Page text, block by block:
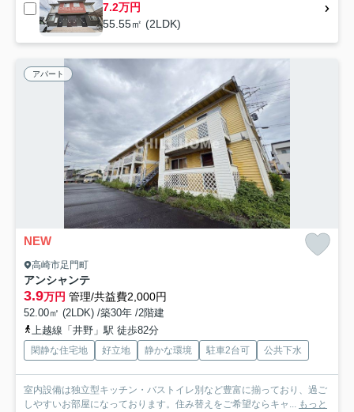
7.2万円
55.55㎡ (2LDK)
アパート
NEW
高崎市足門町
アンシャンテ
3.9万円 管理/共益費2,000円
52.00㎡ (2LDK) /築30年 /2階建
上越線「井野」駅 徒歩82分
閑静な住宅地 好立地 静かな環境 駐車2台可 公共下水
室内設備は独立型キッチン・バストイレ別など豊富に揃っており、過ご
しやすいお部屋になっております。住み替えをご希望ならキャ... もっと